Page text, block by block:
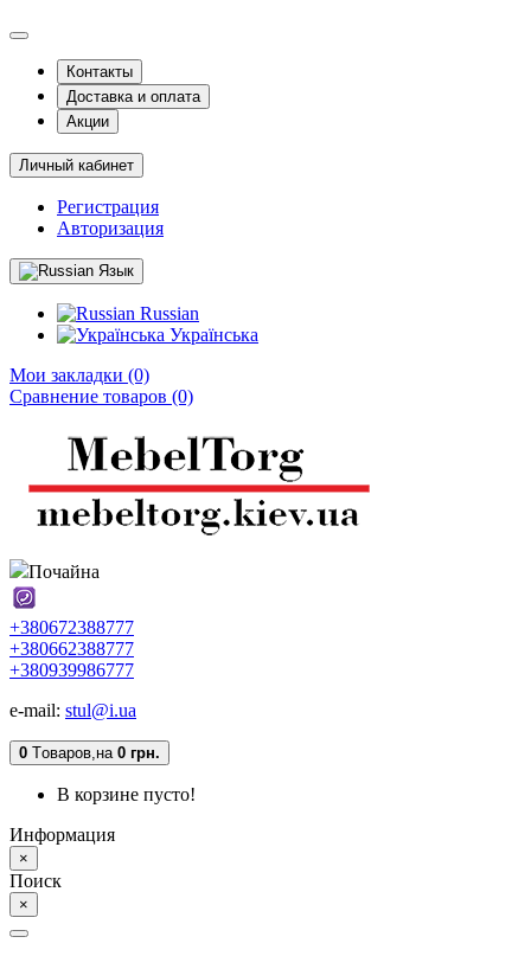
Контакты
Доставка и оплата
Акции
Личный кабинет
Регистрация
Авторизация
Язык
Russian
Українська
Мои закладки (0)
Сравнение товаров (0)
Почайна
+380672388777
+380662388777
+380939986777
e-mail: stul@i.ua
0 Tоваров,на 0 грн.
В корзине пусто!
Информация
×
Поиск
×